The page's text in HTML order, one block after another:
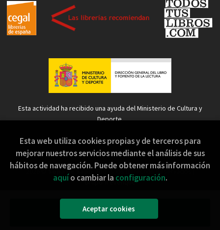
Añadir a mi cesta
Esta actividad ha recibido una ayuda del Ministerio de Cultura y
Deporte.
2026 © Sopa de Sapo . Todos los Derechos Reservados |
Grupo Trevenque
Esta web utiliza cookies propias y de terceros para
mejorar nuestros servicios mediante el análisis de sus
hábitos de navegación. Puede obtener más información
aquío cambiar la configuración.
Aceptar cookies